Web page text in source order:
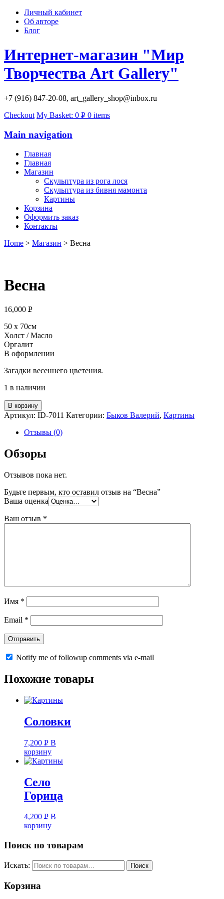
Личный кабинет
Об авторе
Блог
Интернет-магазин "Мир
Творчества Art Gallery"
+7 (916) 847-20-08, art_gallery_shop@inbox.ru
Checkout My Basket: 0 Р 0 items
Main navigation
Главная
Главная
Магазин
Скульптура из рога лося
Скульптура из бивня мамонта
Картины
Корзина
Оформить заказ
Контакты
Home > Магазин > Весна
Весна
16,000 Р
50 х 70см
Холст / Масло
Оргалит
В оформлении
Загадки весеннего цветения.
1 в наличии
В корзину
Артикул: ID-7011 Категории: Быков Валерий, Картины
Отзывы (0)
Обзоры
Отзывов пока нет.
Будьте первым, кто оставил отзыв на “Весна”
Ваша оценка
Ваш отзыв *
Имя *
Email *
Notify me of followup comments via e-mail
Похожие товары
Соловки
7,200 Р
УБ.
В
корзину
Село
Горица
4,200 Р
УБ.
В
корзину
Поиск по товарам
Искать:
Корзина